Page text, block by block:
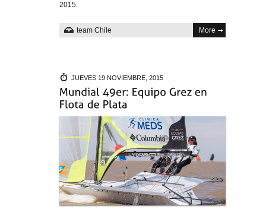
2015.
team Chile More
JUEVES 19 NOVIEMBRE, 2015